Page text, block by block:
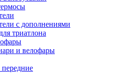
с дополнениями
триатлона
и велофары